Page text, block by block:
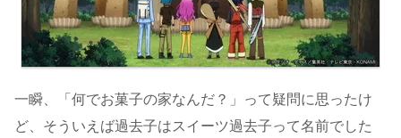
一瞬、「何でお菓子の家なんだ？」って疑問に思ったけ
ど、そういえば過去子はスイーツ過去子って名前でした